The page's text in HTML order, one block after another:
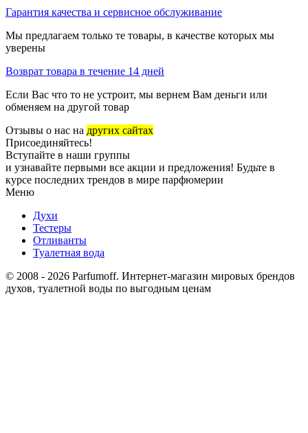
Гарантия качества и сервисное обслуживание
Мы предлагаем только те товары, в качестве которых мы
уверены
Возврат товара в течение 14 дней
Если Вас что то не устроит, мы вернем Вам деньги или
обменяем на другой товар
Отзывы о нас на других сайтах
Присоединяйтесь!
Вступайте в наши группы
и узнавайте первыми все акции и предложения! Будьте в
курсе последних трендов в мире парфюмерии
Меню
Духи
Тестеры
Отливанты
Туалетная вода
© 2008 - 2026 Parfumoff. Интернет-магазин мировых брендов
духов, туалетной воды по выгодным ценам